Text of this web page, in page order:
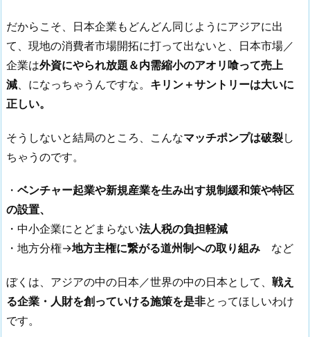
だからこそ、日本企業もどんどん同じようにアジアに出
て、現地の消費者市場開拓に打って出ないと、日本市場／
企業は外資にやられ放題＆内需縮小のアオリ喰って売上
減 、になっちゃうんですな。 キリン＋サントリーは大いに
正しい。
そうしないと結局のところ、こんなマッチポンプは破裂し
ちゃうのです。
・ ベンチャー起業や新規産業を生み出す規制緩和策や特区
の設置、
・中小企業にとどまらない法人税の負担軽減
・地方分権→地方主権に繋がる道州制への取り組み など
ぼくは、アジアの中の日本／世界の中の日本として、 戦え
る企業・人財を創っていける施策を是非とってほしいわけ
です。